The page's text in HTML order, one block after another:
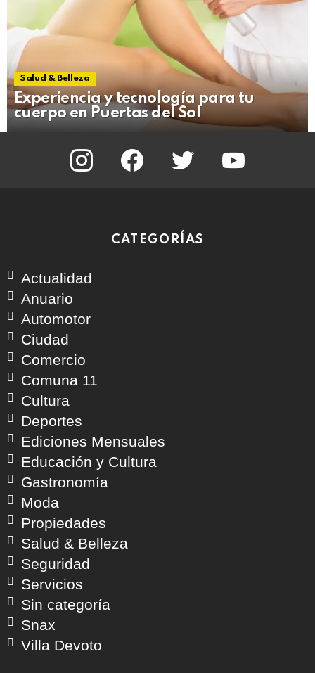
Salud & Belleza
Experiencia y tecnología para tu
cuerpo en Puertas del Sol
instagram facebook twitter
CATEGORÍAS
Actualidad
Anuario
Automotor
Ciudad
Comercio
Comuna 11
Cultura
Deportes
Ediciones Mensuales
Educación y Cultura
Gastronomía
Moda
Propiedades
Salud & Belleza
Seguridad
Servicios
Sin categoría
Snax
Villa Devoto